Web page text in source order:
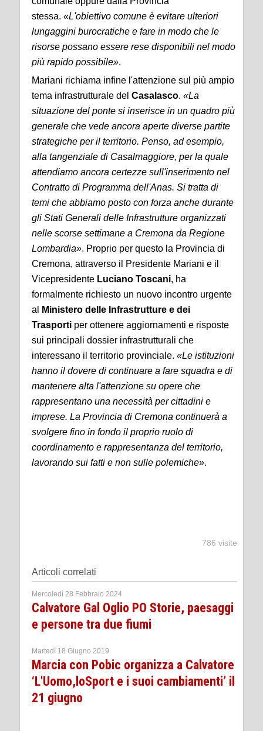
stessa. «L'obiettivo comune è evitare ulteriori
lungaggini burocratiche e fare in modo che le
risorse possano essere rese disponibili nel modo
più rapido possibile».
Mariani richiama infine l'attenzione sul più ampio
tema infrastrutturale del Casalasco. «La
situazione del ponte si inserisce in un quadro più
generale che vede ancora aperte diverse partite
strategiche per il territorio. Penso, ad esempio,
alla tangenziale di Casalmaggiore, per la quale
attendiamo ancora certezze sull'inserimento nel
Contratto di Programma dell'Anas. Si tratta di
temi che abbiamo posto con forza anche durante
gli Stati Generali delle Infrastrutture organizzati
nelle scorse settimane a Cremona da Regione
Lombardia». Proprio per questo la Provincia di
Cremona, attraverso il Presidente Mariani e il
Vicepresidente Luciano Toscani, ha
formalmente richiesto un nuovo incontro urgente
al
Ministero delle Infrastrutture e dei
Trasporti per ottenere aggiornamenti e risposte
sui principali dossier infrastrutturali che
interessano il territorio provinciale. «Le istituzioni
hanno il dovere di continuare a fare squadra e di
mantenere alta l'attenzione su opere che
rappresentano una necessità per cittadini e
imprese. La Provincia di Cremona continuerà a
svolgere fino in fondo il proprio ruolo di
coordinamento e rappresentanza del territorio,
lavorando sui fatti e non sulle polemiche».
786 visite
Articoli correlati
Mercoledì 28 Febbraio 2024
Calvatore Gal Oglio PO Storie, paesaggi
e persone tra due fiumi
Martedì 18 Giugno 2019
Marcia con Pobic organizza a Calvatore
‘L'Uomo,loSport e i suoi cambiamenti’ il
21 giugno